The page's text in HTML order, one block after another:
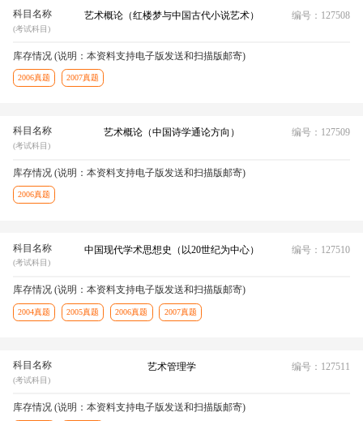
科目名称
(考试科目)
艺术概论（红楼梦与中国古代小说艺术） 编号：127508
库存情况 (说明：本资料支持电子版发送和扫描版邮寄)
2006真题 2007真题
科目名称
(考试科目)
艺术概论（中国诗学通论方向） 编号：127509
库存情况 (说明：本资料支持电子版发送和扫描版邮寄)
2006真题
科目名称
(考试科目)
中国现代学术思想史（以20世纪为中心） 编号：127510
库存情况 (说明：本资料支持电子版发送和扫描版邮寄)
2004真题 2005真题 2006真题 2007真题
科目名称
(考试科目)
艺术管理学 编号：127511
库存情况 (说明：本资料支持电子版发送和扫描版邮寄)